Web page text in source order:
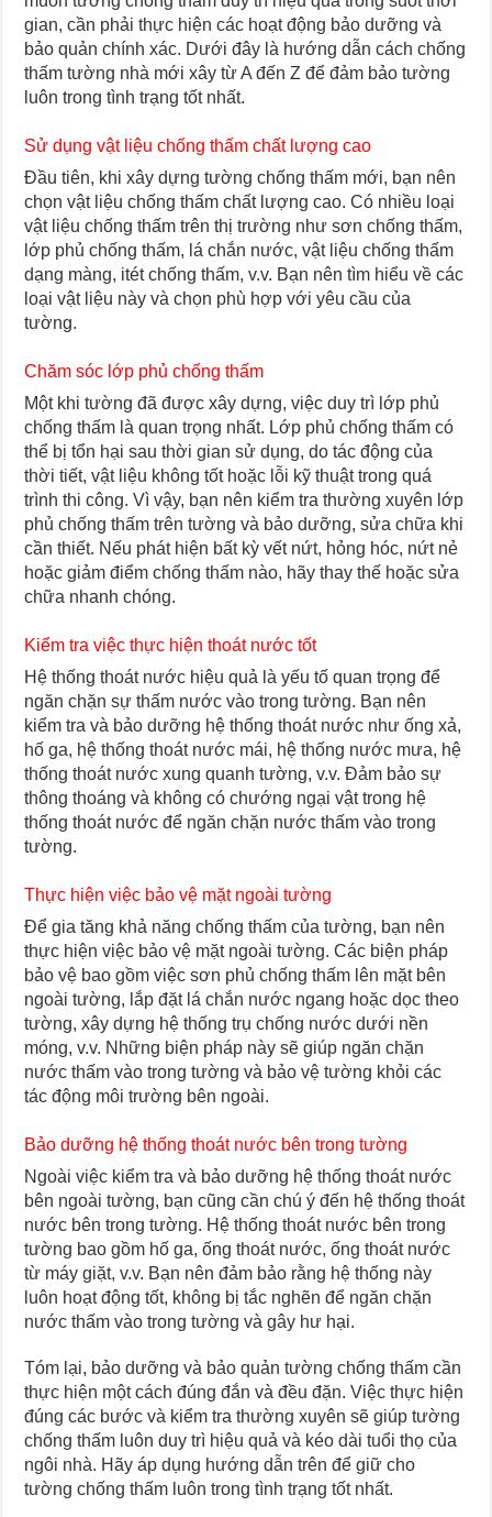
gian, cần phải thực hiện các hoạt động bảo dưỡng và
bảo quản chính xác. Dưới đây là hướng dẫn cách chống
thấm tường nhà mới xây từ A đến Z để đảm bảo tường
luôn trong tình trạng tốt nhất.
Sử dụng vật liệu chống thấm chất lượng cao
Đầu tiên, khi xây dựng tường chống thấm mới, bạn nên
chọn vật liệu chống thấm chất lượng cao. Có nhiều loại
vật liệu chống thấm trên thị trường như sơn chống thấm,
lớp phủ chống thấm, lá chắn nước, vật liệu chống thấm
dạng màng, itét chống thấm, v.v. Bạn nên tìm hiểu về các
loại vật liệu này và chọn phù hợp với yêu cầu của
tường.
Chăm sóc lớp phủ chống thấm
Một khi tường đã được xây dựng, việc duy trì lớp phủ
chống thấm là quan trọng nhất. Lớp phủ chống thấm có
thể bị tổn hại sau thời gian sử dụng, do tác động của
thời tiết, vật liệu không tốt hoặc lỗi kỹ thuật trong quá
trình thi công. Vì vậy, bạn nên kiểm tra thường xuyên lớp
phủ chống thấm trên tường và bảo dưỡng, sửa chữa khi
cần thiết. Nếu phát hiện bất kỳ vết nứt, hỏng hóc, nứt nẻ
hoặc giảm điểm chống thấm nào, hãy thay thế hoặc sửa
chữa nhanh chóng.
Kiểm tra việc thực hiện thoát nước tốt
Hệ thống thoát nước hiệu quả là yếu tố quan trọng để
ngăn chặn sự thấm nước vào trong tường. Bạn nên
kiểm tra và bảo dưỡng hệ thống thoát nước như ống xả,
hố ga, hệ thống thoát nước mái, hệ thống nước mưa, hệ
thống thoát nước xung quanh tường, v.v. Đảm bảo sự
thông thoáng và không có chướng ngại vật trong hệ
thống thoát nước để ngăn chặn nước thấm vào trong
tường.
Thực hiện việc bảo vệ mặt ngoài tường
Để gia tăng khả năng chống thấm của tường, bạn nên
thực hiện việc bảo vệ mặt ngoài tường. Các biện pháp
bảo vệ bao gồm việc sơn phủ chống thấm lên mặt bên
ngoài tường, lắp đặt lá chắn nước ngang hoặc dọc theo
tường, xây dựng hệ thống trụ chống nước dưới nền
móng, v.v. Những biện pháp này sẽ giúp ngăn chặn
nước thấm vào trong tường và bảo vệ tường khỏi các
tác động môi trường bên ngoài.
Bảo dưỡng hệ thống thoát nước bên trong tường
Ngoài việc kiểm tra và bảo dưỡng hệ thống thoát nước
bên ngoài tường, bạn cũng cần chú ý đến hệ thống thoát
nước bên trong tường. Hệ thống thoát nước bên trong
tường bao gồm hố ga, ống thoát nước, ống thoát nước
từ máy giặt, v.v. Bạn nên đảm bảo rằng hệ thống này
luôn hoạt động tốt, không bị tắc nghẽn để ngăn chặn
nước thấm vào trong tường và gây hư hại.
Tóm lại, bảo dưỡng và bảo quản tường chống thấm cần
thực hiện một cách đúng đắn và đều đặn. Việc thực hiện
đúng các bước và kiểm tra thường xuyên sẽ giúp tường
chống thấm luôn duy trì hiệu quả và kéo dài tuổi thọ của
ngôi nhà. Hãy áp dụng hướng dẫn trên để giữ cho
tường chống thấm luôn trong tình trạng tốt nhất.